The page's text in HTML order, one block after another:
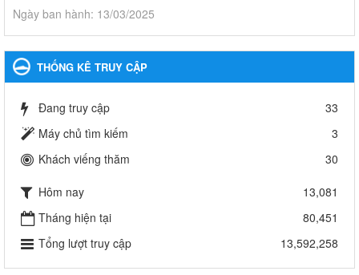
Ngày ban hành: 13/03/2025
Giáo dục và Đào tạo thành phố Bến Cát
Kế hoạch Phổ biến, giáo dục pháp luật năm 2025 của ngành
Ngày ban hành: 28/02/2025
vực giáo dục đào tạo thuộc hệ giáo dục quốc dân và cơ sở
và Đào tạo, Ủy ban nhân dân cấp huyện
Quyết định công bố thủ tục hành chính bị bãi bỏ trong lĩnh vực
giáo dục đào tạo thuộc hệ giáo dục quốc dân và cơ sở giáo dục
khác thuộc thẩm quyền giải quyết của Sở Giáo dục và Đào tạo,
THỐNG KÊ TRUY CẬP
Đang truy cập
33
Máy chủ tìm kiếm
3
Khách viếng thăm
30
Hôm nay
13,081
Tháng hiện tại
80,451
Tổng lượt truy cập
13,592,258